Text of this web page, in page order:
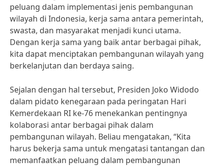
peluang dalam implementasi jenis pembangunan
wilayah di Indonesia, kerja sama antara pemerintah,
swasta, dan masyarakat menjadi kunci utama.
Dengan kerja sama yang baik antar berbagai pihak,
kita dapat menciptakan pembangunan wilayah yang
berkelanjutan dan berdaya saing.
Sejalan dengan hal tersebut, Presiden Joko Widodo
dalam pidato kenegaraan pada peringatan Hari
Kemerdekaan RI ke-76 menekankan pentingnya
kolaborasi antar berbagai pihak dalam
pembangunan wilayah. Beliau mengatakan, “Kita
harus bekerja sama untuk mengatasi tantangan dan
memanfaatkan peluang dalam pembangunan